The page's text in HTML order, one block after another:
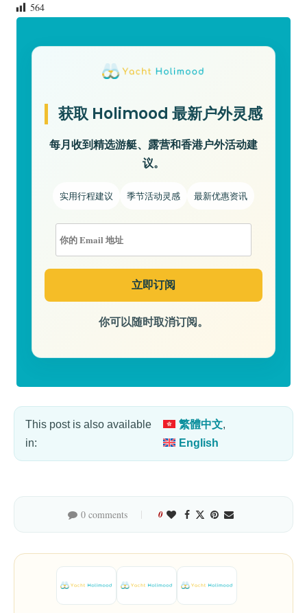
564
获取 Holimood 最新户外灵感
每月收到精选游艇、露营和香港户外活动建
议。
实用行程建议 季节活动灵感 最新优惠资讯
你可以随时取消订阅。
This post is also available
in:
繁體中文
English
0 comments 0